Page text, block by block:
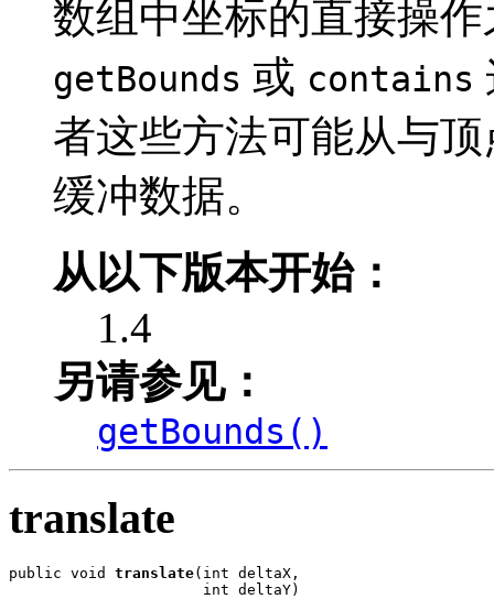
数组中坐标的直接操
getBounds 或 contains
者这些方法可能从与
缓冲数据。
从以下版本开始：
1.4
另请参见：
getBounds()
translate
public void translate(int deltaX,
                      int deltaY)